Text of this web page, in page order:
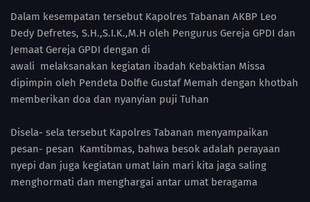
Dalam kesempatan tersebut Kapolres Tabanan AKBP Leo
Dedy Defretes, S.H.,S.I.K.,M.H oleh Pengurus Gereja GPDI dan
Jemaat Gereja GPDI dengan di
awali melaksanakan kegiatan ibadah Kebaktian Missa
dipimpin oleh Pendeta Dolfie Gustaf Memah dengan khotbah
memberikan doa dan nyanyian puji Tuhan
Disela- sela tersebut Kapolres Tabanan menyampaikan
pesan- pesan Kamtibmas, bahwa besok adalah perayaan
nyepi dan juga kegiatan umat lain mari kita jaga saling
menghormati dan menghargai antar umat beragama